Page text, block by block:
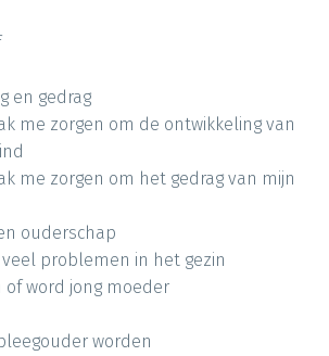
en gedrag
me zorgen om de ontwikkeling van
me zorgen om het gedrag van mijn
ouderschap
veel problemen in het gezin
of word jong moeder
worden